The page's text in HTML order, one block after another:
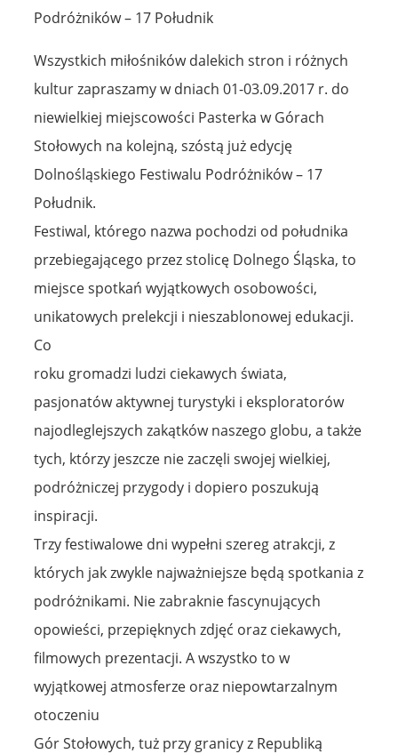
Podróżników – 17 Południk
Wszystkich miłośników dalekich stron i różnych
kultur zapraszamy w dniach 01-03.09.2017 r. do
niewielkiej miejscowości Pasterka w Górach
Stołowych na kolejną, szóstą już edycję
Dolnośląskiego Festiwalu Podróżników – 17
Południk.
Festiwal, którego nazwa pochodzi od południka
przebiegającego przez stolicę Dolnego Śląska, to
miejsce spotkań wyjątkowych osobowości,
unikatowych prelekcji i nieszablonowej edukacji.
Co
roku gromadzi ludzi ciekawych świata,
pasjonatów aktywnej turystyki i eksploratorów
najodleglejszych zakątków naszego globu, a także
tych, którzy jeszcze nie zaczęli swojej wielkiej,
podróżniczej przygody i dopiero poszukują
inspiracji.
Trzy festiwalowe dni wypełni szereg atrakcji, z
których jak zwykle najważniejsze będą spotkania z
podróżnikami. Nie zabraknie fascynujących
opowieści, przepięknych zdjęć oraz ciekawych,
filmowych prezentacji. A wszystko to w
wyjątkowej atmosferze oraz niepowtarzalnym
otoczeniu
Gór Stołowych, tuż przy granicy z Republiką